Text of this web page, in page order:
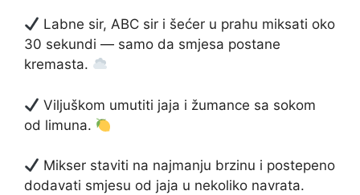
Labne sir, ABC sir i šećer u prahu miksati oko
30 sekundi — samo da smjesa postane
kremasta.
Viljuškom umutiti jaja i žumance sa sokom
od limuna.
Mikser staviti na najmanju brzinu i postepeno
dodavati smjesu od jaja u nekoliko navrata.